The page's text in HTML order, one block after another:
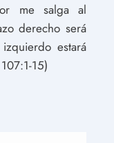
me salga al
derecho será
estará
15)